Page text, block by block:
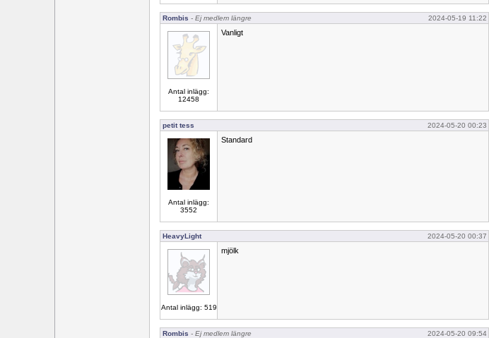
Rombis - Ej medlem längre 2024-05-19 11:22
Antal inlägg:
12458
Vanligt
petit tess 2024-05-20 00:23
Antal inlägg:
3552
Standard
HeavyLight 2024-05-20 00:37
Antal inlägg: 519
mjölk
Rombis - Ej medlem längre 2024-05-20 09:54